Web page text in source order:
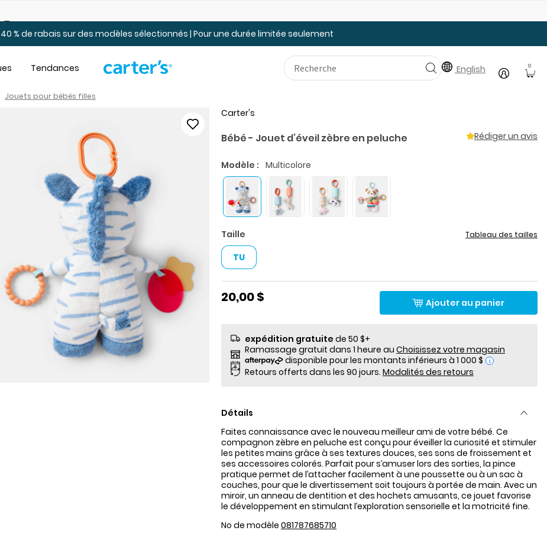
% de rabais sur des modèles sélectionnés | Pour une durée limitée seulement
Tendances English 0
Jouets pour bébés filles
Carter's
Bébé - Jouet d’éveil zèbre en peluche Rédiger un avis
Modèle : Multicolore
Taille Tableau des tailles
TU
20,00 $ Ajouter au panier
expédition gratuite de 50 $+
Ramassage gratuit dans 1 heure au Choisissez votre magasin
i
Retours offerts dans les 90 jours. Modalités des retours
Détails
Faites connaissance avec le nouveau meilleur ami de votre bébé. Ce
compagnon zèbre en peluche est conçu pour éveiller la curiosité et stimuler
les petites mains grâce à ses textures douces, ses sons de froissement et
ses accessoires colorés. Parfait pour s’amuser lors des sorties, la pince
pratique permet de l’attacher facilement à une poussette ou à un sac à
couches, pour que le divertissement soit toujours à portée de main. Avec un
miroir, un anneau de dentition et des hochets amusants, ce jouet favorise
le développement en stimulant l’exploration sensorielle et la motricité fine.
No de modèle 081787685710